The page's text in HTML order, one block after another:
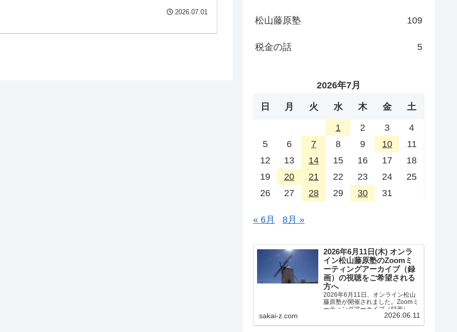
2026.07.01
松山藤原塾 109
税金の話 5
2026年7月
日 月 火 水 木 金 土
1 2 3
4
5
6 7 8 9 10
11
12
13 14 15 16 17
18
19
20 21 22 23 24
25
26
27 28 29 30 31
« 6月 8月 »
2026年6月11日(木) オンラ
イン松山藤原塾のZoomミ
ーティングアーカイブ（録
画）の視聴をご希望される
方へ
2026年6月11日、オンライン松山
藤原塾が開催されました。Zoomミ
ーティングアーカイブ（録画）の
視聴をご希望される方へのご案内
sakai-z.com 2026.06.11